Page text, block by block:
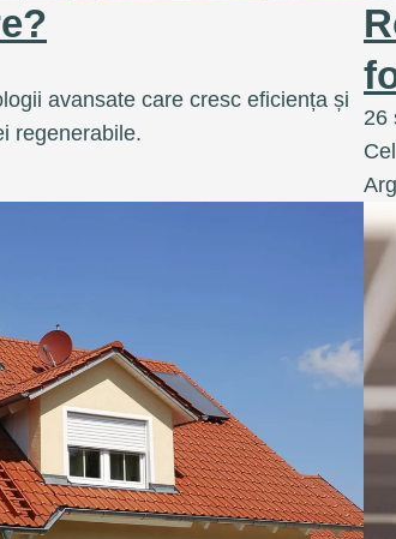
avansate care cresc eficiența și
regenerabile.
26